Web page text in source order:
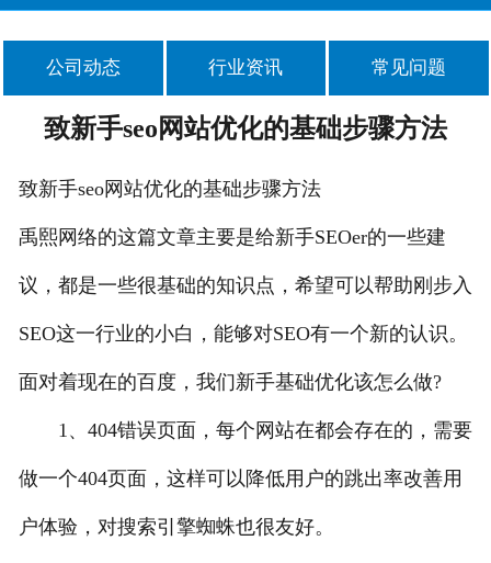
公司动态 行业资讯 常见问题
致新手seo网站优化的基础步骤方法
致新手seo网站优化的基础步骤方法
禹熙网络的这篇文章主要是给新手SEOer的一些建
议，都是一些很基础的知识点，希望可以帮助刚步入
SEO这一行业的小白，能够对SEO有一个新的认识。
面对着现在的百度，我们新手基础优化该怎么做?
1、404错误页面 ，每个网站在都会存在的，需要
做一个404页面，这样可以降低用户的跳出率改善用
户体验，对搜索引擎蜘蛛也很友好。